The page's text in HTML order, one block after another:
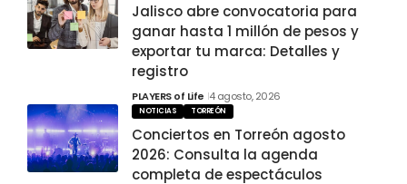
Jalisco abre convocatoria para
ganar hasta 1 millón de pesos y
exportar tu marca: Detalles y
registro
PLAYERS of Life 4 agosto, 2026
NOTICIAS TORREÓN
Conciertos en Torreón agosto
2026: Consulta la agenda
completa de espectáculos